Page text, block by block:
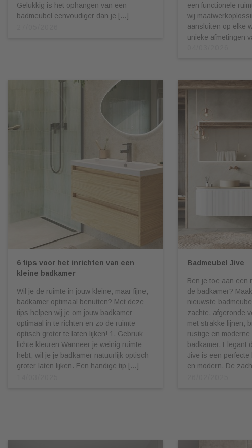
Gelukkig is het ophangen van een
badmeubel eenvoudiger dan je […]
een functionele
wij
aansluiten op elke
unieke afmetingen
6 tips voor het inrichten van een
kleine badkamer
Wil je de ruimte in jouw kleine, maar fijne,
badkamer optimaal benutten? Met deze
tips helpen wij je om jouw badkamer
optimaal in te richten en zo de ruimte
optisch groter te laten lijken! 1. Gebruik
lichte kleuren Wanneer je weinig ruimte
hebt, wil je je badkamer natuurlijk optisch
groter laten lijken. Een handige tip […]
Badmeubel Jive
Ben je toe aan een
de badkamer?
nieuwste
zachte, afgeronde
met strakke lijnen,
rustige en
badkamer. Elegant
Jive is een
en modern. De